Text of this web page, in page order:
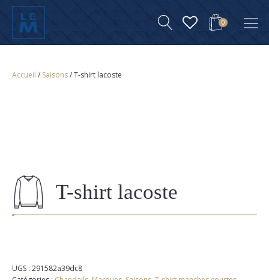
0
Accueil / Saisons/ T-shirt lacoste
T-shirt lacoste
UGS : 291582a39dc8